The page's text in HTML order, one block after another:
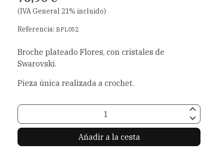
(IVA General 21% incluido)
Referencia: BPL052
Broche plateado Flores, con cristales de
Swarovski.
Pieza única realizada a crochet.
Añadir a la cesta